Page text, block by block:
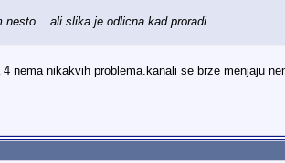
ali slika je odlicna kad proradi...
nema nikakvih problema.kanali se brze menjaju